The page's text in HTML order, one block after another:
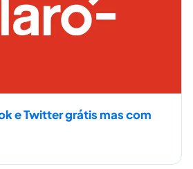
e Twitter grátis mas com